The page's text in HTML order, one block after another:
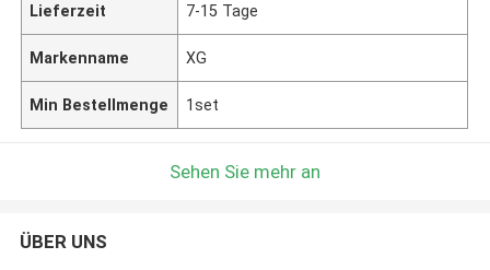
Lieferzeit 7-15 Tage
Markenname XG
Min Bestellmenge 1set
Sehen Sie mehr an
ÜBER UNS